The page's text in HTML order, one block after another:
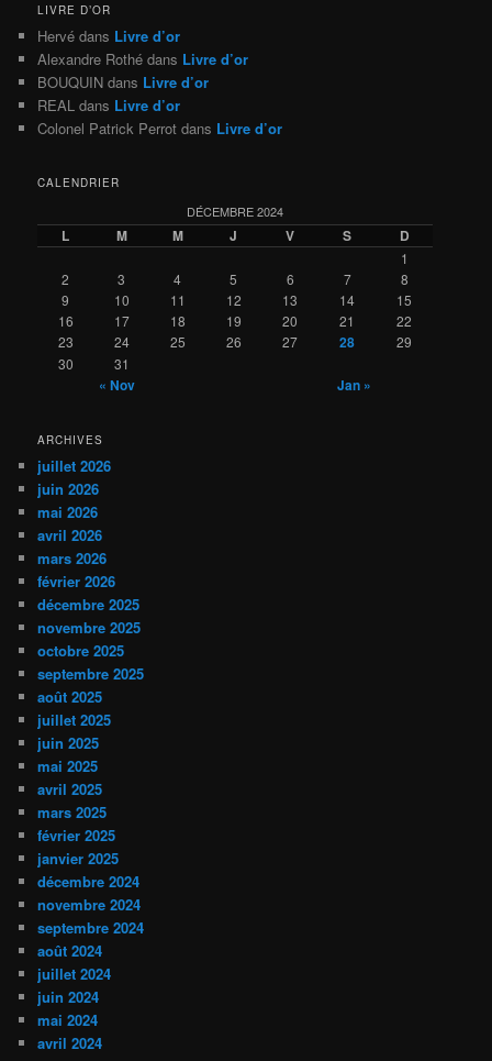
LIVRE D’OR
Hervé dans Livre d’or
Alexandre Rothé dans Livre d’or
BOUQUIN dans Livre d’or
REAL dans Livre d’or
Colonel Patrick Perrot dans Livre d’or
CALENDRIER
DÉCEMBRE 2024
L M M J V S D
1
2
3 4 5 6 7
8
9
10 11 12 13 14
15
16
17 18 19 20 21
22
23
24 25 26 27 28
29
30
31
« Nov Jan »
ARCHIVES
juillet 2026
juin 2026
mai 2026
avril 2026
mars 2026
février 2026
décembre 2025
novembre 2025
octobre 2025
septembre 2025
août 2025
juillet 2025
juin 2025
mai 2025
avril 2025
mars 2025
février 2025
janvier 2025
décembre 2024
novembre 2024
septembre 2024
août 2024
juillet 2024
juin 2024
mai 2024
avril 2024